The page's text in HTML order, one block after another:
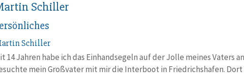
Schiller
Schiller
14 Jahren habe ich das Einhandsegeln auf der Jolle meines Vaters
mein Großvater mit mir die Interboot in Friedrichshafen. Dort